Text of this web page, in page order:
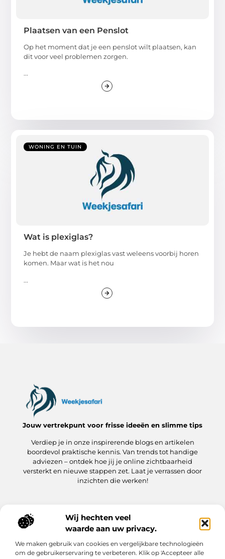
Wij hechten veel
waarde aan uw privacy.
We maken gebruik van cookies en vergelijkbare technologieën
om de gebruikerservaring te verbeteren. Klik op 'Accepteer alle
Plaatsen van een Penslot
Op het moment dat je een penslot wilt plaatsen, kan
dit voor veel problemen zorgen.
...
WONING EN TUIN
Wat is plexiglas?
Je hebt de naam plexiglas vast weleens voorbij horen
komen. Maar wat is het nou
...
Jouw vertrekpunt voor frisse ideeën en slimme tips
Verdiep je in onze inspirerende blogs en artikelen
boordevol praktische kennis. Van trends tot handige
adviezen – ontdek hoe jij je online zichtbaarheid
versterkt en nieuwe stappen zet. Laat je verrassen door
inzichten die werken!
Onze informatie
Bericht categorie